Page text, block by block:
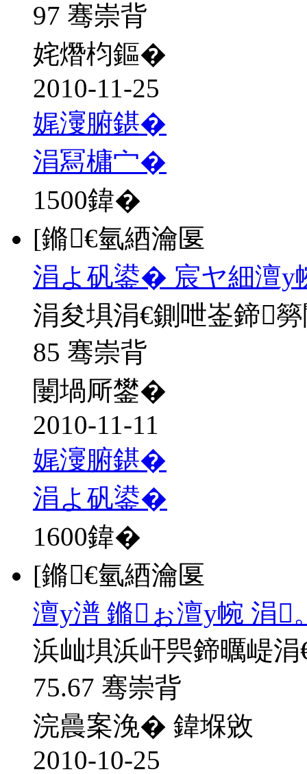
97 骞崇背
姹熸枃鏂�
2010-11-25
娓濅腑鍖�
涓冩槦宀�
1500鍏�
[鏅€氫綇瀹匽
涓よ矾鍙� 宸ヤ細澶у
涓夋埧涓€鍘呭崟鍗
85 骞崇背
闄堝厛鐢�
2010-11-11
娓濅腑鍖�
涓よ矾鍙�
1600鍏�
[鏅€氫綇瀹匽
澶у潽 鏅ぉ澶у帵 涓
浜屾埧浜屽巺鍗曞崼涓
75.67 骞崇背
浣曟案浼� 鍏堢敓
2010-10-25